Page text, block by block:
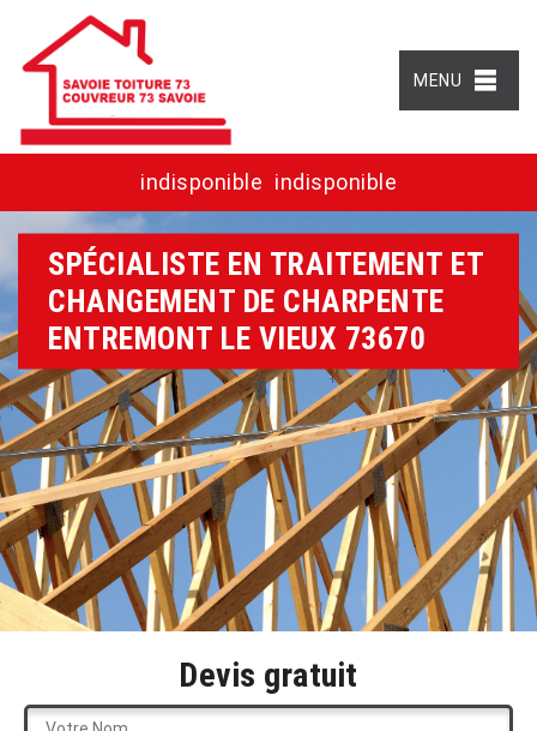
MENU
indisponible indisponible
SPÉCIALISTE EN TRAITEMENT ET
CHANGEMENT DE CHARPENTE
ENTREMONT LE VIEUX 73670
Devis gratuit